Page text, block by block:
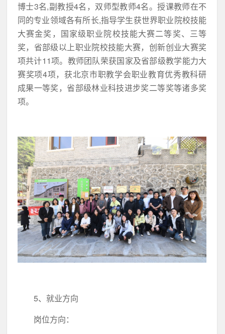
博士3名,副教授4名，双师型教师4名。授课教师在不
同的专业领域各有所长,指导学生获世界职业院校技能
大赛金奖，国家级职业院校技能大赛二等奖、三等
奖，省部级以上职业院校技能大赛，创新创业大赛奖
项共计11项。教师团队荣获国家及省部级教学能力大
赛奖项4项，获北京市职教学会职业教育优秀教科研
成果一等奖，省部级林业科技进步奖二等奖等诸多奖
项。
5、就业方向
岗位方向：